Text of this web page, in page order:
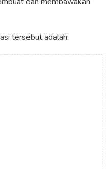
tersebut adalah: